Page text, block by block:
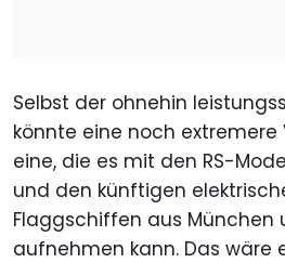
Selbst der ohnehin
könnte eine noch extremere
eine, die es mit den RS-
und den künftigen
Flaggschiffen aus München
aufnehmen kann. Das wäre